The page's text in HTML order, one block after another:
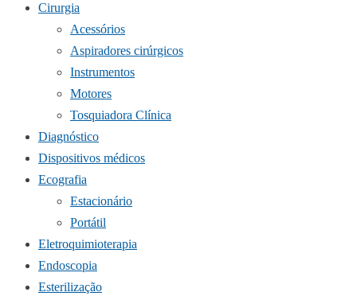
Cirurgia
Acessórios
Aspiradores cirúrgicos
Instrumentos
Motores
Tosquiadora Clínica
Diagnóstico
Dispositivos médicos
Ecografia
Estacionário
Portátil
Eletroquimioterapia
Endoscopia
Esterilização